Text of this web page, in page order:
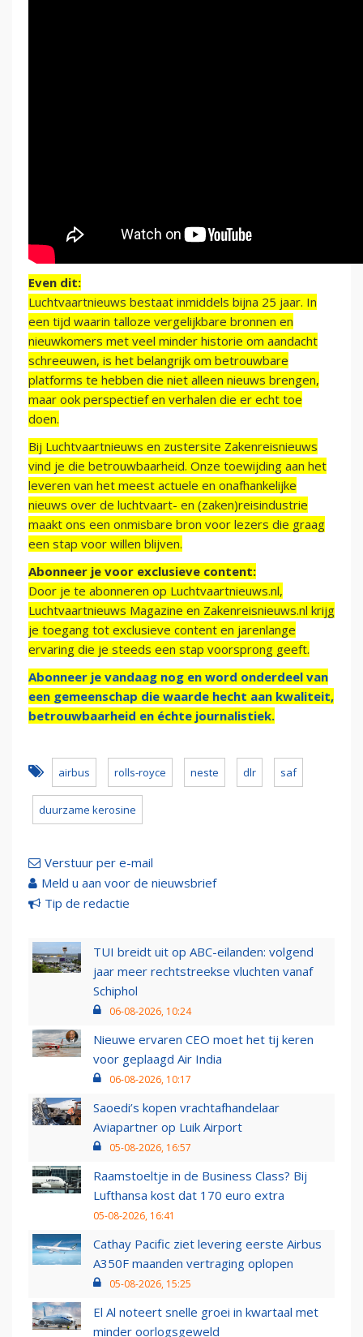
Even dit:
Luchtvaartnieuws bestaat inmiddels bijna 25 jaar. In
een tijd waarin talloze vergelijkbare bronnen en
nieuwkomers met veel minder historie om aandacht
schreeuwen, is het belangrijk om betrouwbare
platforms te hebben die niet alleen nieuws brengen,
maar ook perspectief en verhalen die er echt toe
doen.
Bij Luchtvaartnieuws en zustersite Zakenreisnieuws
vind je die betrouwbaarheid. Onze toewijding aan het
leveren van het meest actuele en onafhankelijke
nieuws over de luchtvaart- en (zaken)reisindustrie
maakt ons een onmisbare bron voor lezers die graag
een stap voor willen blijven.
Abonneer je voor exclusieve content:
Door je te abonneren op Luchtvaartnieuws.nl,
Luchtvaartnieuws Magazine en Zakenreisnieuws.nl krijg
je toegang tot exclusieve content en jarenlange
ervaring die je steeds een stap voorsprong geeft.
Abonneer je vandaag nog en word onderdeel van
een gemeenschap die waarde hecht aan kwaliteit,
betrouwbaarheid en échte journalistiek.
airbus rolls-royce neste dlr saf
duurzame kerosine
Verstuur per e-mail
Meld u aan voor de nieuwsbrief
Tip de redactie
TUI breidt uit op ABC-eilanden: volgend
jaar meer rechtstreekse vluchten vanaf
Schiphol
06-08-2026, 10:24
Nieuwe ervaren CEO moet het tij keren
voor geplaagd Air India
06-08-2026, 10:17
Saoedi’s kopen vrachtafhandelaar
Aviapartner op Luik Airport
05-08-2026, 16:57
Raamstoeltje in de Business Class? Bij
Lufthansa kost dat 170 euro extra
05-08-2026, 16:41
Cathay Pacific ziet levering eerste Airbus
A350F maanden vertraging oplopen
05-08-2026, 15:25
El Al noteert snelle groei in kwartaal met
minder oorlogsgeweld